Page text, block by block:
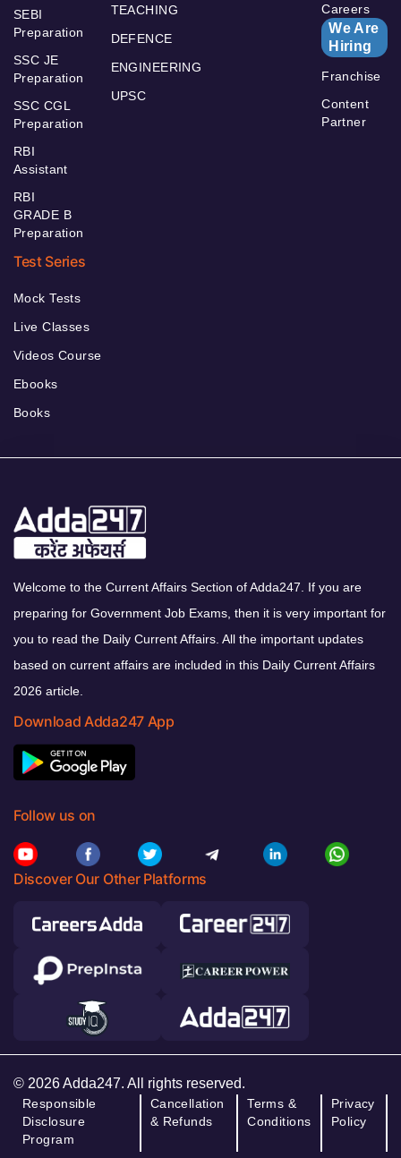
SEBI
Preparation
SSC JE
Preparation
SSC CGL
Preparation
RBI
Assistant
RBI
GRADE B
Preparation
TEACHING
DEFENCE
ENGINEERING
UPSC
Careers
We Are
Hiring
Franchise
Content
Partner
Test Series
Mock Tests
Live Classes
Videos Course
Ebooks
Books
Welcome to the Current Affairs Section of Adda247. If you are
preparing for Government Job Exams, then it is very important for
you to read the Daily Current Affairs. All the important updates
based on current affairs are included in this Daily Current Affairs
2026 article.
Download Adda247 App
Follow us on
Discover Our Other Platforms
© 2026 Adda247. All rights reserved.
Responsible
Disclosure
Program
Cancellation
& Refunds
Terms &
Conditions
Privacy
Policy